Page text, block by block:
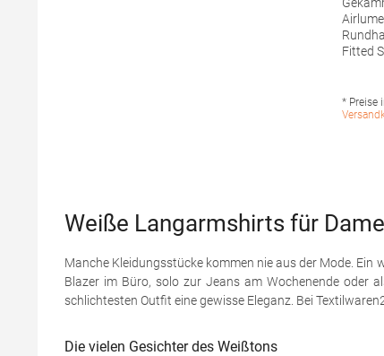
Fitted Stretch-Passform
* Preise
Weiße Langarmshirts für
Manche Kleidungsstücke kommen nie aus der Mode.
Blazer im Büro, solo zur Jeans am Wochenende oder
schlichtesten Outfit eine gewisse Eleganz. Bei
Die vielen Gesichter des Weißtons